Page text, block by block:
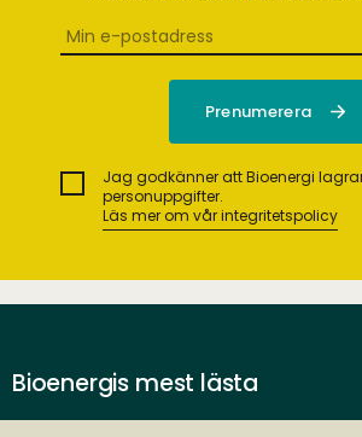
Jag godkänner att Bioenergi
personuppgifter.
Läs mer om vår integritetspolicy
Bioenergis mest lästa